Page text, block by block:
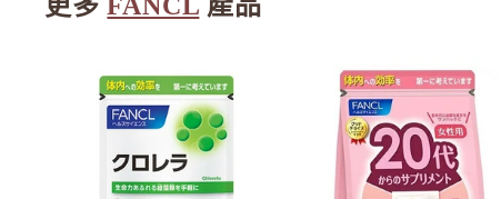
Obagi - 香港 Dermacept
ORBIS
ORBIS Mr. 男士
P